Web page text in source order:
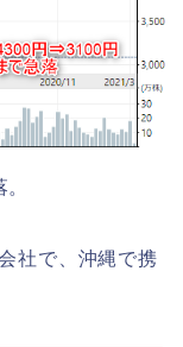
社で、 沖縄で携